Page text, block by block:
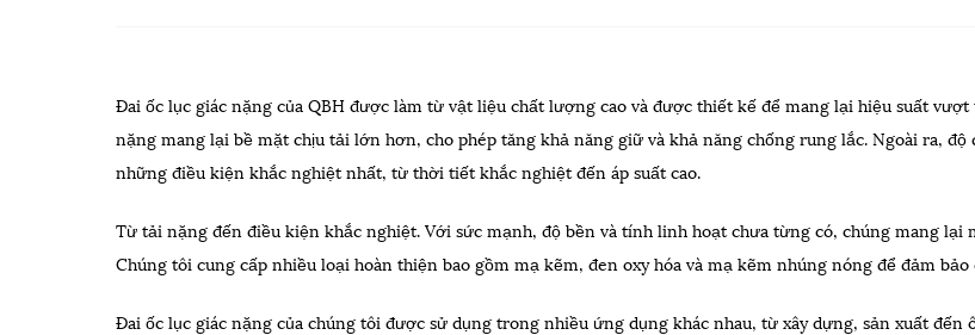
Đai ốc lục giác nặng của QBH được làm từ vật liệu chất lượng cao và được thiết kế để mang lại hiệu suất
nặng mang lại bề mặt chịu tải lớn hơn, cho phép tăng khả năng giữ và khả năng chống rung lắc. Ngoài ra, độ
những điều kiện khắc nghiệt nhất, từ thời tiết khắc nghiệt đến áp suất cao.
Từ tải nặng đến điều kiện khắc nghiệt. Với sức mạnh, độ bền và tính linh hoạt chưa từng có, chúng mang lại
Chúng tôi cung cấp nhiều loại hoàn thiện bao gồm mạ kẽm, đen oxy hóa và mạ kẽm nhúng nóng để đảm
Đai ốc lục giác nặng của chúng tôi được sử dụng trong nhiều ứng dụng khác nhau, từ xây dựng, sản xuất đến